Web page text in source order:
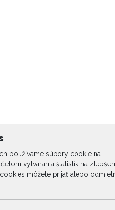
používame súbory cookie na
vytvárania štatistík na
môžete prijať alebo